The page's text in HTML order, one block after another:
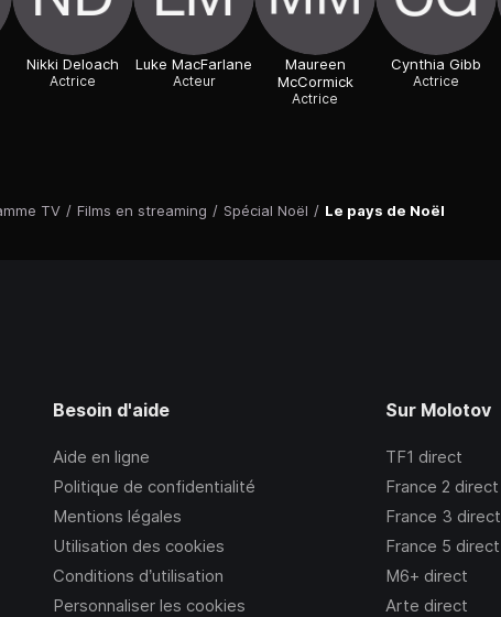
TV / Films en streaming / Spécial Noël / Le pays de Noël
Nikki Deloach
Actrice
Luke MacFarlane
Acteur
Maureen
McCormick
Actrice
Cynthia Gibb
Actrice
Besoin d'aide
Aide en ligne
Politique de confidentialité
Mentions légales
Utilisation des cookies
Conditions d’utilisation
Personnaliser les cookies
Sur Molotov
TF1 direct
France 2 direct
France 3 direct
France 5 direct
M6+ direct
Arte direct